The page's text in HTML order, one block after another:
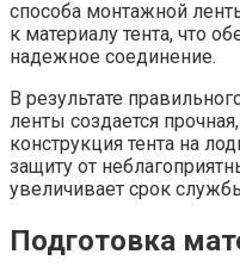
способа монтажной
к материалу тента, что
надежное соединение.
В результате
ленты создается
конструкция тента на
защиту от
увеличивает срок
Подготовка